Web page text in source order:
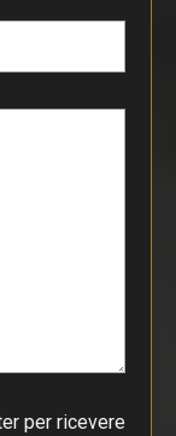
per ricevere